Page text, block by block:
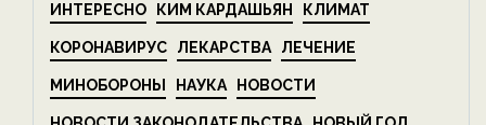
ИНТЕРЕСНО КИМ КАРДАШЬЯН КЛИМАТ
КОРОНАВИРУС ЛЕКАРСТВА ЛЕЧЕНИЕ
МИНОБОРОНЫ НАУКА НОВОСТИ